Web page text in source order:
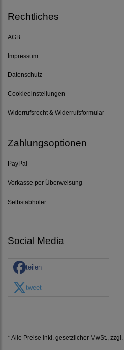
Rechtliches
AGB
Impressum
Datenschutz
Cookieeinstellungen
Widerrufsrecht & Widerrufsformular
Zahlungsoptionen
PayPal
Vorkasse per Überweisung
Selbstabholer
Social Media
teilen
tweet
* Alle Preise inkl. gesetzlicher MwSt., zzgl.